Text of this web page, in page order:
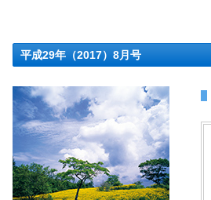
平成29年（2017）8月号